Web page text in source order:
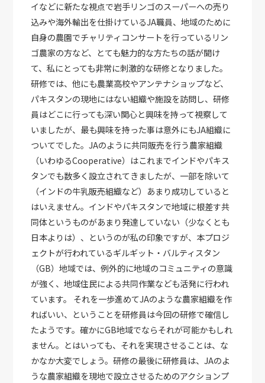
イなどに新たな視点で岩手リンゴのスーパーへの売り
込みや海外輸出を仕掛けているJA職員、地域のために
自身の農園でチャリティコンサートを行っているリン
ゴ農家の方など、とても魅力的な方たちの話が聞け
て、私にとっても非常に刺激的な研修となりました。
研修では、他にも農業高校やアンテナショップなど、
パキスタンの現地にはない組織や施設を訪問し、研修
員はどこに行っても深い関心と興味を持って視察して
いましたが、最も興味を持った事は意外にもJA組織に
ついてでした。JAのように共同販売を行う農家組織
（いわゆるCooperative）はこれまでインドやパキス
タンでも数多く設立されてきましたが、一部を除いて
（インドの牛乳販売組織など）あまり成功していると
はいえません。インドやパキスタンで地域に根差す共
同体というものがあまり発達していない（少なくとも
日本よりは）、というのが私の印象ですが、本プロジ
ェクトが行われているギルギット・バルティスタン
（GB）地域では、例外的に地域のコミュニティの意識
が強く、地域住民による共同作業なども活発に行われ
ています。 それを一歩進めてJAのような農家組織を作
ればいい、ということを研修員は今回の研修で確信し
たようです。確かにGB地域でならそれが可能かもしれ
ません。とはいっても、それを実現させることは、な
かなか大変でしょう。研修の最後に研修員は、JAのよ
うな農家組織を現地で設立させるためのアクションプ